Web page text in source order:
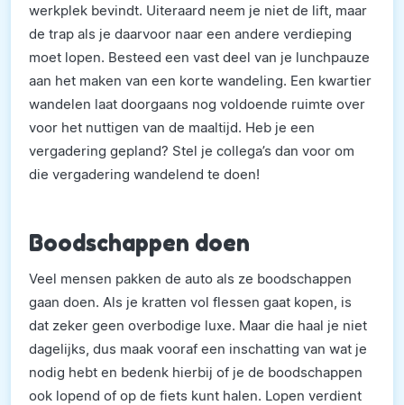
werkplek bevindt. Uiteraard neem je niet de lift, maar
de trap als je daarvoor naar een andere verdieping
moet lopen. Besteed een vast deel van je lunchpauze
aan het maken van een korte wandeling. Een kwartier
wandelen laat doorgaans nog voldoende ruimte over
voor het nuttigen van de maaltijd. Heb je een
vergadering gepland? Stel je collega’s dan voor om
die vergadering wandelend te doen!
Boodschappen doen
Veel mensen pakken de auto als ze boodschappen
gaan doen. Als je kratten vol flessen gaat kopen, is
dat zeker geen overbodige luxe. Maar die haal je niet
dagelijks, dus maak vooraf een inschatting van wat je
nodig hebt en bedenk hierbij of je de boodschappen
ook lopend of op de fiets kunt halen. Lopen verdient